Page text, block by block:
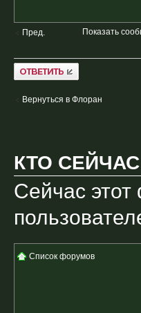
Пред. Показать
Ответить
Вернуться в Флоран
КТО
Сейчас
Список форумов